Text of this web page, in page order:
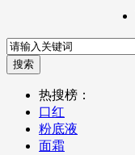
热搜榜：
口红
粉底液
面霜